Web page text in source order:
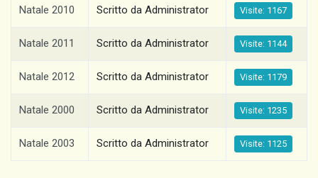
Natale 2010 Scritto da Administrator Visite: 1167
Natale 2011 Scritto da Administrator Visite: 1144
Natale 2012 Scritto da Administrator Visite: 1179
Natale 2000 Scritto da Administrator Visite: 1235
Natale 2003 Scritto da Administrator Visite: 1125